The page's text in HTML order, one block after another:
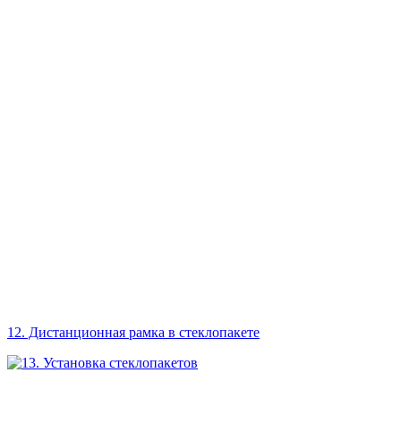
12. Дистанционная рамка в стеклопакете